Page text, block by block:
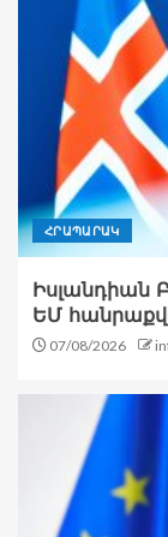
ՀՐԱՊԱՐԱԿ
Իսլանդիան
ԵՄ
07/08/2026